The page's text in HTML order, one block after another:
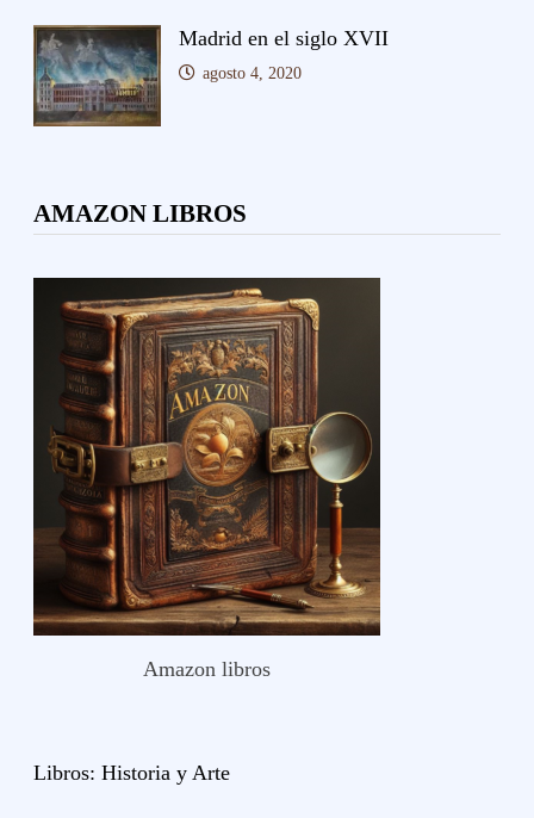
Madrid en el siglo XVII
agosto 4, 2020
AMAZON LIBROS
Amazon libros
Libros: Historia y Arte